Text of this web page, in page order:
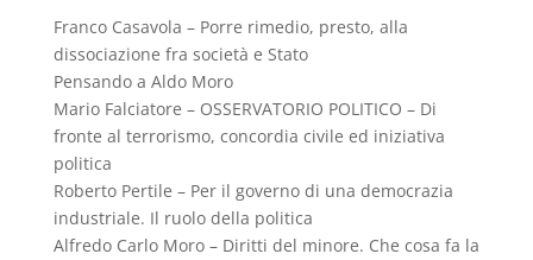
Franco Casavola – Porre rimedio, presto, alla
dissociazione fra società e Stato
Pensando a Aldo Moro
Mario Falciatore – OSSERVATORIO POLITICO – Di
fronte al terrorismo, concordia civile ed iniziativa
politica
Roberto Pertile – Per il governo di una democrazia
industriale. Il ruolo della politica
Alfredo Carlo Moro – Diritti del minore. Che cosa fa la